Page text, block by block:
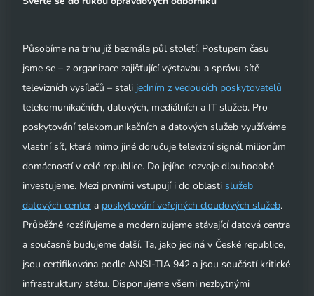
Působíme na trhu již bezmála půl století. Postupem času
jsme se – z organizace zajišťující výstavbu a správu sítě
televizních vysílačů – stali jedním z vedoucích poskytovatelů
telekomunikačních, datových, mediálních a IT služeb. Pro
poskytování telekomunikačních a datových služeb využíváme
vlastní síť, která mimo jiné doručuje televizní signál milionům
domácností v celé republice. Do jejího rozvoje dlouhodobě
investujeme. Mezi prvními vstupují i do oblasti služeb
datových center a poskytování veřejných cloudových služeb.
Průběžně rozšiřujeme a modernizujeme stávající datová centra
a současně budujeme další. Ta, jako jediná v České republice,
jsou certifikována podle ANSI-TIA 942 a jsou součástí kritické
infrastruktury státu. Disponujeme všemi nezbytnými